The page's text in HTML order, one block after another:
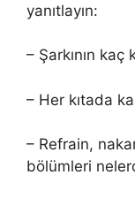
yanıtlayın:
– Şarkının kaç
– Her kıtada
– Refrain,
bölümleri